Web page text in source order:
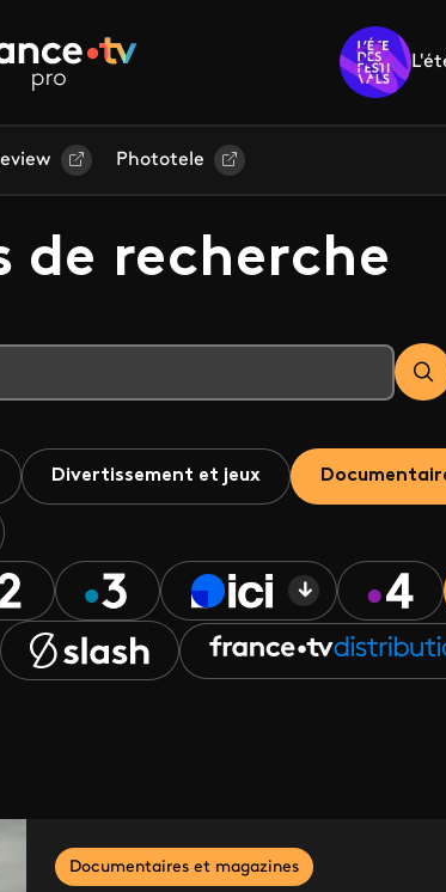
Phototele
de recherche
Divertissement et jeux
Documentaires et magazines